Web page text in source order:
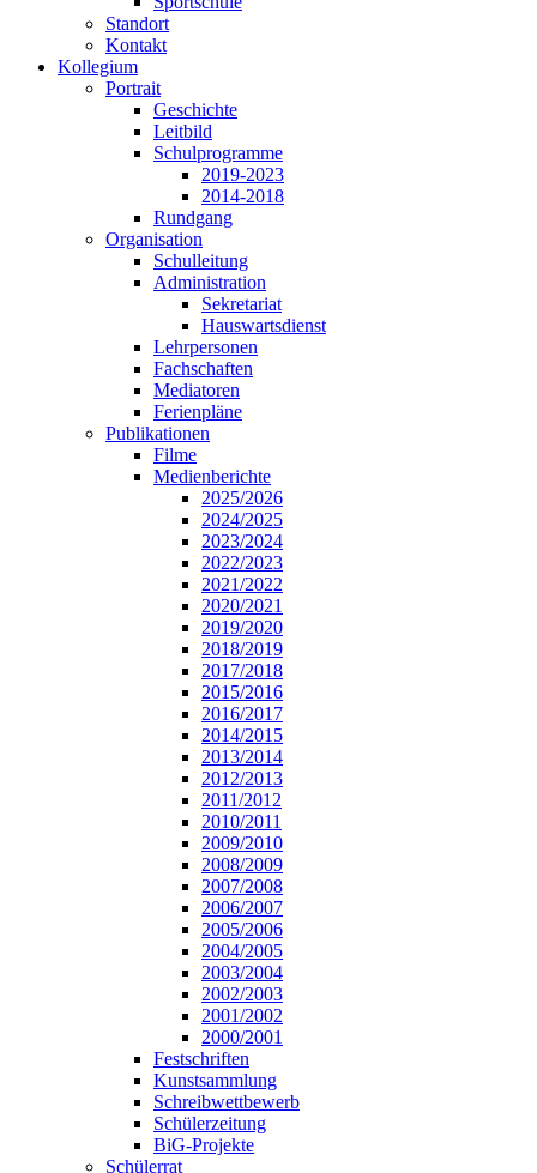
Standort
Kontakt
Kollegium
Portrait
Geschichte
Leitbild
Schulprogramme
2019-2023
2014-2018
Rundgang
Organisation
Schulleitung
Administration
Sekretariat
Hauswartsdienst
Lehrpersonen
Fachschaften
Mediatoren
Ferienpläne
Publikationen
Filme
Medienberichte
2025/2026
2024/2025
2023/2024
2022/2023
2021/2022
2020/2021
2019/2020
2018/2019
2017/2018
2015/2016
2016/2017
2014/2015
2013/2014
2012/2013
2011/2012
2010/2011
2009/2010
2008/2009
2007/2008
2006/2007
2005/2006
2004/2005
2003/2004
2002/2003
2001/2002
2000/2001
Festschriften
Kunstsammlung
Schreibwettbewerb
Schülerzeitung
BiG-Projekte
Schülerrat